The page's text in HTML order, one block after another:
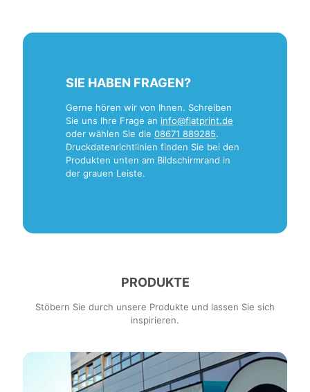
SIE HABEN FRAGEN?
Gerne hören wir von Ihnen. Schreiben
Sie uns Ihre Frage an info@flatprint.de
oder wählen Sie die 08671 889285.
Druckdatenrichtlinien finden Sie bei den
Produkten unten am Bildschirmrand in
der grauen Leiste.
PRODUKTE
Stöbern Sie durch unsere Produkte und lassen Sie sich
inspirieren.